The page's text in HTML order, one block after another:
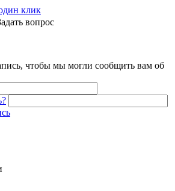
клик
вопрос
чтобы мы могли сообщить вам об